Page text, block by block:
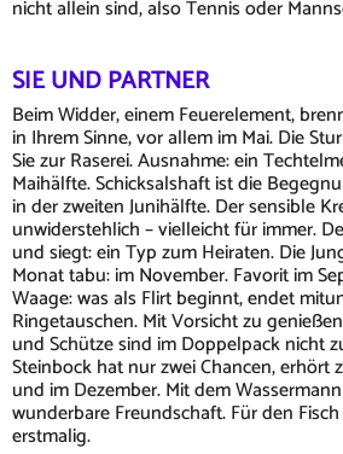
nicht allein sind, also Tennis oder
SIE UND PARTNER
Beim Widder, einem Feuerelement,
in Ihrem Sinne, vor allem im Mai. Die
Sie zur Raserei. Ausnahme: ein
Maihälfte. Schicksalshaft ist die
in der zweiten Junihälfte. Der sensible
unwiderstehlich – vielleicht für immer.
und siegt: ein Typ zum Heiraten. Die
Monat tabu: im November. Favorit im
Waage: was als Flirt beginnt, endet
Ringetauschen. Mit Vorsicht zu
und Schütze sind im Doppelpack nicht
Steinbock hat nur zwei Chancen, erhört
und im Dezember. Mit dem
wunderbare Freundschaft. Für den
erstmalig.